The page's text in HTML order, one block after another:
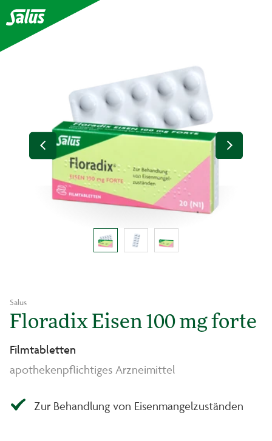
Salus
Floradix Eisen 100 mg forte
Filmtabletten
apothekenpflichtiges Arzneimittel
Zur Behandlung von Eisenmangelzuständen